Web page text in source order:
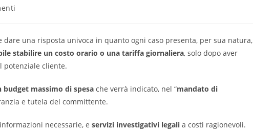
dare una risposta univoca in quanto ogni caso presenta, per sua natura,
stabilire un costo orario o una tariffa giornaliera, solo dopo aver
potenziale cliente.
budget massimo di spesache verrà indicato, nel “mandato di
e tutela del committente.
necessarie, eservizi investigativi legali a costi ragionevoli.